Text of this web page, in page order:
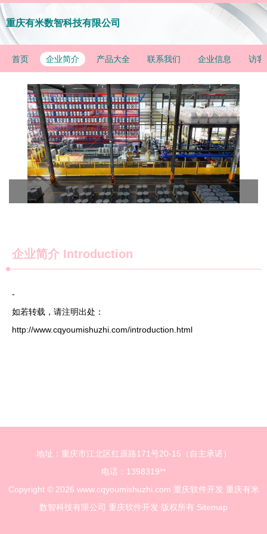
重庆有米数智科技有限公司
首页 企业简介 产品大全 联系我们 企业信息 访客
企业简介 Introduction
-
如若转载，请注明出处：
http://www.cqyoumishuzhi.com/introduction.html
地址：重庆市江北区红原路171号20-15（自主承诺）
电话：1398319**
Copyright © 2026 www.cqyoumishuzhi.com 重庆软件开发 重庆有米
数智科技有限公司 重庆软件开发 版权所有 Sitemap